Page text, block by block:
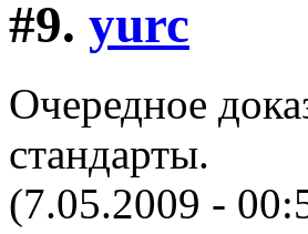
#9. yurc
Очередное
стандарты.
(7.05.2009 -